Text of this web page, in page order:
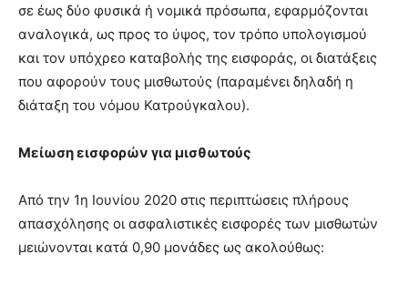
σε έως δύο φυσικά ή νομικά πρόσωπα, εφαρμόζονται
αναλογικά, ως προς το ύψος, τον τρόπο υπολογισμού
και τον υπόχρεο καταβολής της εισφοράς, οι διατάξεις
που αφορούν τους μισθωτούς (παραμένει δηλαδή η
διάταξη του νόμου Κατρούγκαλου).
Μείωση εισφορών για μισθωτούς
Από την 1η Ιουνίου 2020 στις περιπτώσεις πλήρους
απασχόλησης οι ασφαλιστικές εισφορές των μισθωτών
μειώνονται κατά 0,90 μονάδες ως ακολούθως: